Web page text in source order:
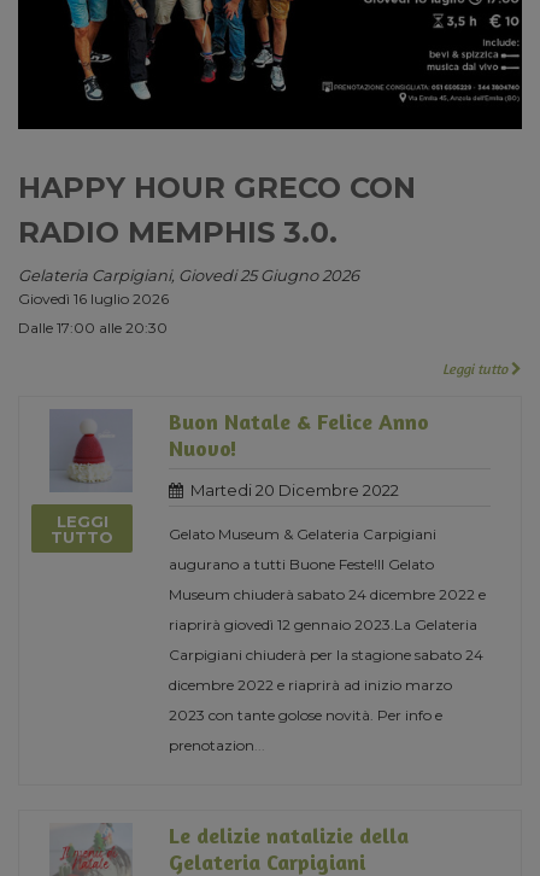
HAPPY HOUR GRECO CON
RADIO MEMPHIS 3.0.
Gelateria Carpigiani, Giovedi 25 Giugno 2026
Giovedì 16 luglio 2026
Dalle 17:00 alle 20:30
Leggi tutto
LEGGI
TUTTO
Buon Natale & Felice Anno
Nuovo!
Martedi 20 Dicembre 2022
Gelato Museum & Gelateria Carpigiani
augurano a tutti Buone Feste!Il Gelato
Museum chiuderà sabato 24 dicembre 2022 e
riaprirà giovedì 12 gennaio 2023.La Gelateria
Carpigiani chiuderà per la stagione sabato 24
dicembre 2022 e riaprirà ad inizio marzo
2023 con tante golose novità. Per info e
prenotazion
Le delizie natalizie della
Gelateria Carpigiani